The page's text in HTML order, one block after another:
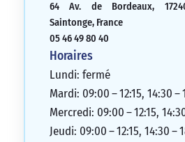
relevé que nous avions
De plus, la banque n’a
l’annulation de nos
transféré notre argent sur
anglais comme nous
64 Av. de Bordeaux,
Saintonge, France
05 46 49 80 40
Horaires
Lundi: fermé
Mardi: 09:00 – 12:15, 14:30 –
Mercredi: 09:00 – 12:15,
Jeudi: 09:00 – 12:15, 14:30 –